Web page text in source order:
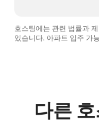
호스팅에는 관련 법률과
있습니다. 아파트 입주 가
다른